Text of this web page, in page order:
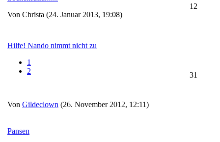
Von Christa (24. Januar 2013, 19:08)
12
Hilfe! Nando nimmt nicht zu
1
2
Von Gildeclown (26. November 2012, 12:11)
31
Pansen